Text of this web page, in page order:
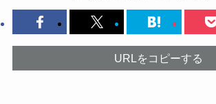
URLをコピーする